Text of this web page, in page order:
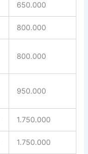
650.000
800.000
800.000
950.000
1.750.000
1.750.000